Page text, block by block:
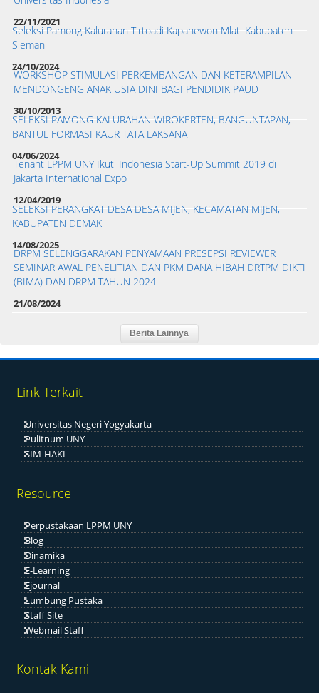
22/11/2021
Seleksi Pamong Kalurahan Tirtoadi Kapanewon Mlati Kabupaten
Sleman
24/10/2024
WORKSHOP STIMULASI PERKEMBANGAN DAN KETERAMPILAN
MENDONGENG ANAK USIA DINI BAGI PENDIDIK PAUD
30/10/2013
SELEKSI PAMONG KALURAHAN WIROKERTEN, BANGUNTAPAN,
BANTUL FORMASI KAUR TATA LAKSANA
04/06/2024
Tenant LPPM UNY Ikuti Indonesia Start-Up Summit 2019 di
Jakarta International Expo
12/04/2019
SELEKSI PERANGKAT DESA DESA MIJEN, KECAMATAN MIJEN,
KABUPATEN DEMAK
14/08/2025
DRPM SELENGGARAKAN PENYAMAAN PRESEPSI REVIEWER
SEMINAR AWAL PENELITIAN DAN PKM DANA HIBAH DRTPM DIKTI
(BIMA) DAN DRPM TAHUN 2024
21/08/2024
Link Terkait
Universitas Negeri Yogyakarta
Pulitnum UNY
SIM-HAKI
Resource
Perpustakaan LPPM UNY
Blog
Dinamika
E-Learning
Ejournal
Lumbung Pustaka
Staff Site
Webmail Staff
Kontak Kami